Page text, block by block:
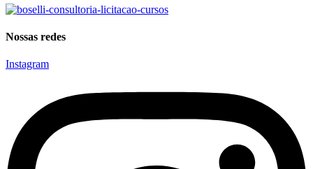
Nossas redes
Instagram